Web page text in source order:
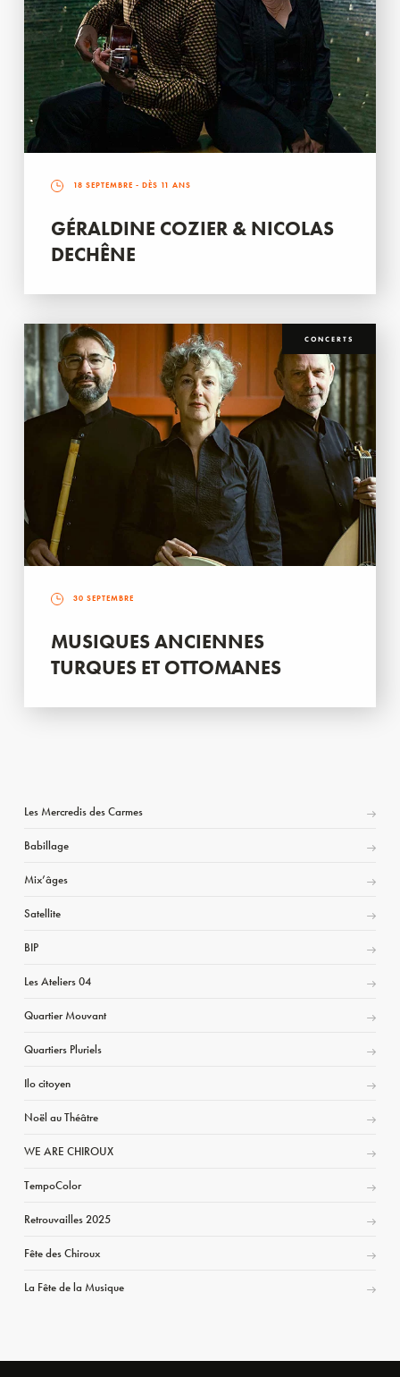
18 SEPTEMBRE - DÈS 11 ANS
GÉRALDINE COZIER & NICOLAS
DECHÊNE
CONCERTS
30 SEPTEMBRE
MUSIQUES ANCIENNES
TURQUES ET OTTOMANES
Les Mercredis des Carmes
Babillage
Mix’âges
Satellite
BIP
Les Ateliers 04
Quartier Mouvant
Quartiers Pluriels
Ilo citoyen
Noël au Théâtre
WE ARE CHIROUX
TempoColor
Retrouvailles 2025
Fête des Chiroux
La Fête de la Musique